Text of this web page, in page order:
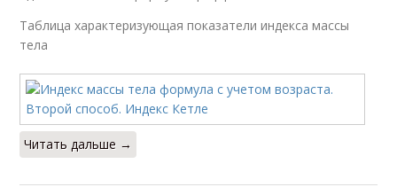
Таблица характеризующая показатели индекса массы
тела
Читать дальше →